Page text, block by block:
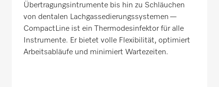
Übertragungsintrumente bis hin zu Schläuchen
von dentalen Lachgassedierungssystemen —
CompactLine ist ein Thermodesinfektor für alle
Instrumente. Er bietet volle Flexibilität, optimiert
Arbeitsabläufe und minimiert Wartezeiten.